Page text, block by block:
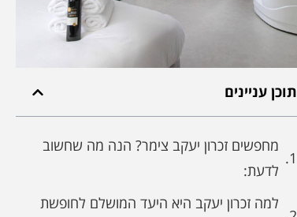
תוכן עניינים
מחפשים זכרון יעקב צימר? הנה מה שחשוב
לדעת:
למה זכרון יעקב היא היעד המושלם לחופשת